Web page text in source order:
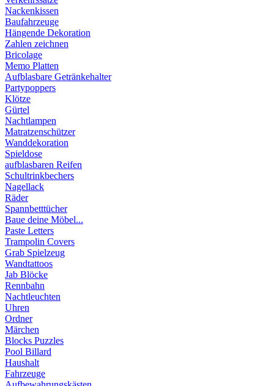
Nackenkissen
Baufahrzeuge
Hängende Dekoration
Zahlen zeichnen
Bricolage
Memo Platten
Aufblasbare Getränkehalter
Partypoppers
Klötze
Gürtel
Nachtlampen
Matratzenschützer
Wanddekoration
Spieldose
aufblasbaren Reifen
Schultrinkbechers
Nagellack
Räder
Spannbetttücher
Baue deine Möbel...
Paste Letters
Trampolin Covers
Grab Spielzeug
Wandtattoos
Jab Blöcke
Rennbahn
Nachtleuchten
Uhren
Ordner
Märchen
Blocks Puzzles
Pool Billard
Haushalt
Fahrzeuge